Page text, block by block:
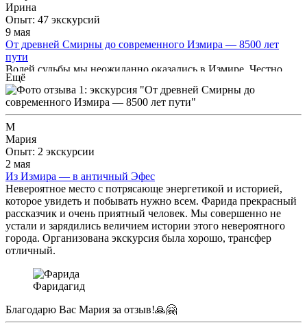
Ирина
Опыт: 47 экскурсий
9 мая
От древней Смирны до современного Измира — 8500 лет
пути
Волей судьбы мы неожиданно оказались в Измире. Честно
говоря, Измир не город для экскурсий. Но мы отлично
провели время, посетили музей Ататюрка, и узнали много
нового и интересного, пообедали вкуснейщей рыбой и
сходили на развалины. Поэтому спасибо большое, что Вы
были с нами и не дали заскучать.
Ещё
М
Мария
Опыт: 2 экскурсии
2 мая
Из Измира — в античный Эфес
Невероятное место с потрясающе энергетикой и историей,
которое увидеть и побывать нужно всем. Фарида прекрасный
рассказчик и очень приятный человек. Мы совершенно не
устали и зарядились величием истории этого невероятного
города. Организована экскурсия была хорошо, трансфер
отличный.
Фаридагид
Благодарю Вас Мария за отзыв!🙏🤗